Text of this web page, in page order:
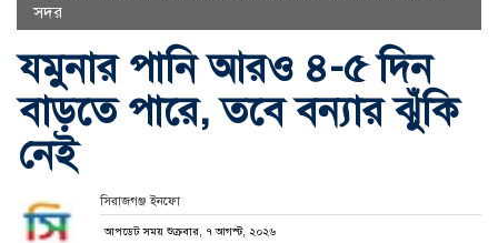
সদর
যমুনার পানি আরও ৪-৫ দিন
বাড়তে পারে, তবে বন্যার ঝুঁকি
নেই
সিরাজগঞ্জ ইনফো
আপডেট সময় শুক্রবার, ৭ আগস্ট, ২০২৬